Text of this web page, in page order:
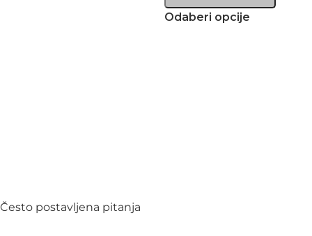
Odaberi opcije
Često postavljena pitanja